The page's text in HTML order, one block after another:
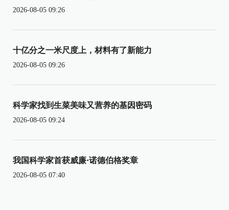
2026-08-05 09:26
十亿分之一米尺度上，材料有了新能力
2026-08-05 09:26
科学家找到生菜美味又营养的基因密码
2026-08-05 09:24
我国科学家首获威廉·诺德伯格奖章
2026-08-05 07:40